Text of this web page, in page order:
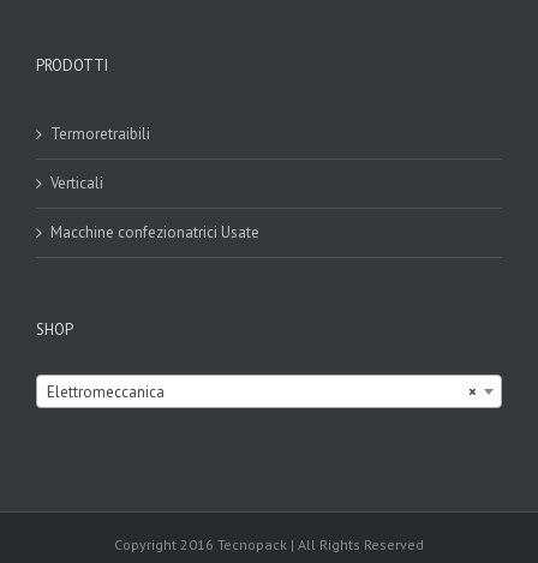
PRODOTTI
Termoretraibili
Verticali
Macchine confezionatrici Usate
SHOP
×
Elettromeccanica
Copyright 2016 Tecnopack | All Rights Reserved